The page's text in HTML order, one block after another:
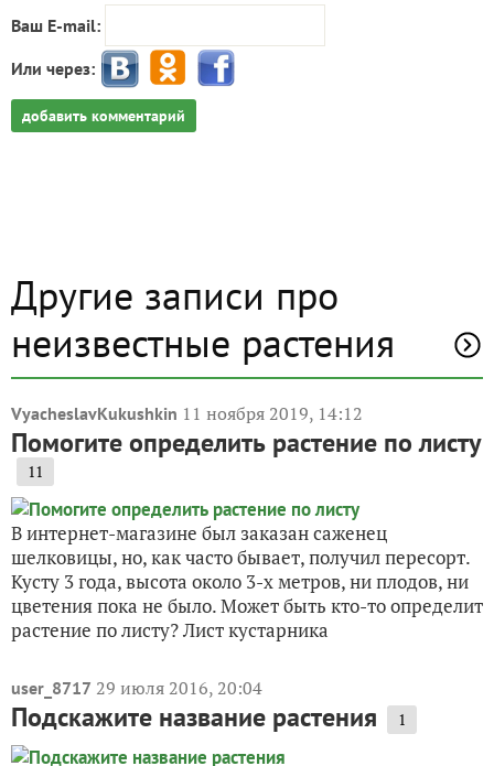
Ваш E-mail:
Или через:
добавить комментарий
Другие записи про
неизвестные растения
VyacheslavKukushkin 11 ноября 2019, 14:12
Помогите определить растение по листу
11
В интернет-магазине был заказан саженец
шелковицы, но, как часто бывает, получил пересорт.
Кусту 3 года, высота около 3-х метров, ни плодов, ни
цветения пока не было. Может быть кто-то определит
растение по листу? Лист кустарника
user_8717 29 июля 2016, 20:04
Подскажите название растения 1